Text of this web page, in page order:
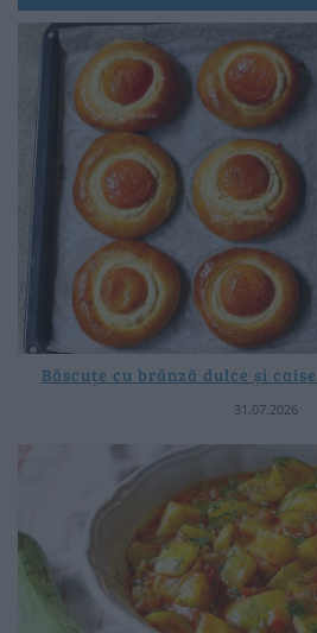
Băscuțe cu brânză dulce și
31.07.2026